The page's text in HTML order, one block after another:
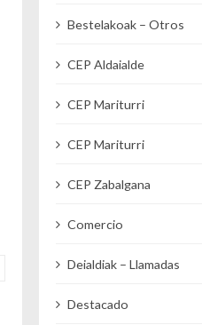
Bestelakoak – Otros
CEP Aldaialde
CEP Mariturri
CEP Mariturri
CEP Zabalgana
Comercio
Deialdiak – Llamadas
Destacado